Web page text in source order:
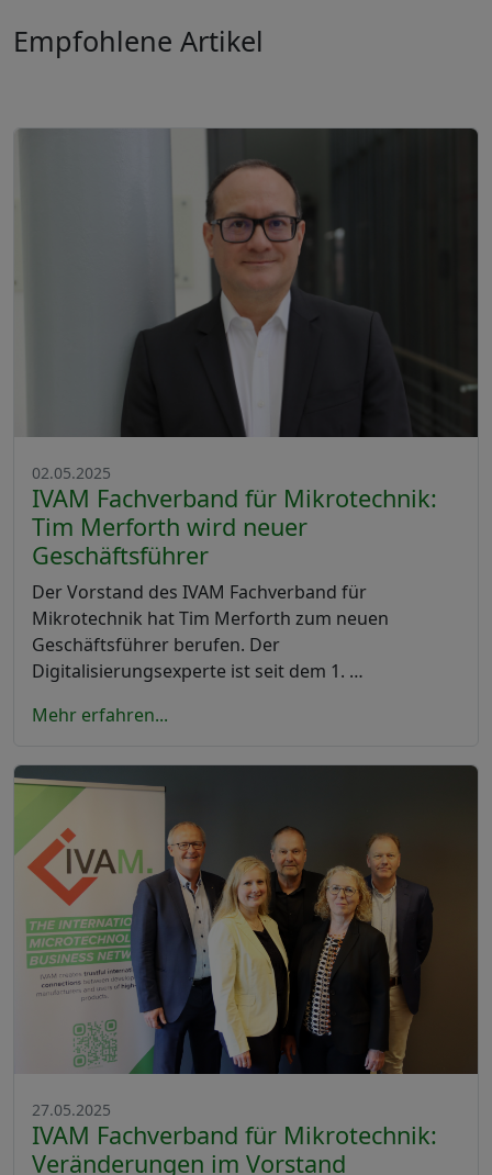
Empfohlene Artikel
02.05.2025
IVAM Fachverband für Mikrotechnik:
Tim Merforth wird neuer
Geschäftsführer
Der Vorstand des IVAM Fachverband für
Mikrotechnik hat Tim Merforth zum neuen
Geschäftsführer berufen. Der
Digitalisierungsexperte ist seit dem 1. …
Mehr erfahren...
27.05.2025
IVAM Fachverband für Mikrotechnik:
Veränderungen im Vorstand